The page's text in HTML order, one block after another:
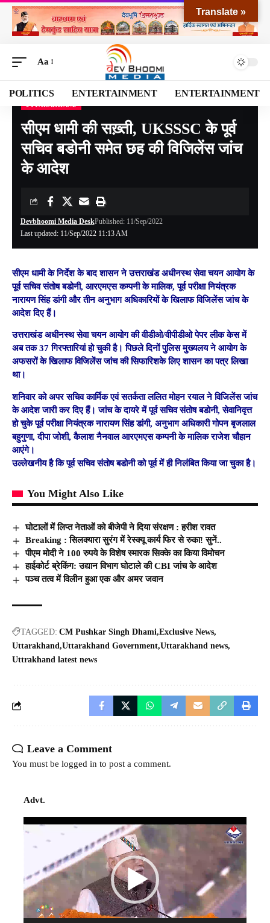
Aa
POLITICS ENTERTAINMENT ENTERTAINMENT
Devbhoomi Media> Blog>NATIONAL >UTTARAKHAND> सीएम धामी की सख़्ती, UKSSSC के पूर्व सचिव बडोनी समेत छह की विजिलेंस जांच के आदेश
सीएम धामी की सख़्ती, UKSSSC के पूर्व
सचिव बडोनी समेत छह की विजिलेंस जांच
के आदेश
Last updated: 11/Sep/2022 11:13 AM
Devbhoomi Media DeskPublished: 11/Sep/2022
सीएम धामी के निर्देश के बाद शासन ने उत्तराखंड अधीनस्थ सेवा चयन आयोग के
पूर्व सचिव संतोष बडोनी, आरएमएस कम्पनी के मालिक, पूर्व परीक्षा नियंत्रक
नारायण सिंह डांगी और तीन अनुभाग अधिकारियों के खिलाफ विजिलेंस जांच के
आदेश दिए हैं।
उत्तराखंड अधीनस्थ सेवा चयन आयोग की वीडीओ/वीपीडीओ पेपर लीक केस में
अब तक 37 गिरफ्तारियां हो चुकी है। पिछले दिनों पुलिस मुख्यलय ने आयोग के
अफसरों के खिलाफ विजिलेंस जांच की सिफारिशके लिए शासन का पत्र लिखा
था।
शनिवार को अपर सचिव कार्मिक एवं सतर्कता ललित मोहन रयाल ने विजिलेंस जांच
के आदेश जारी कर दिए हैं। जांच के दायरे में पूर्व सचिव संतोष बडोनी, सेवानिवृत्त
हो चुके पूर्व परीक्षा नियंत्रक नारायण सिंह डांगी, अनुभाग अधिकारी गोपन बृजलाल
बहुगुणा, दीपा जोशी, कैलाश नैनवाल आरएमएस कम्पनी के मालिक राजेश चौहान
आएंगे।
उल्लेखनीय है कि पूर्व सचिव संतोष बडोनी को पूर्व में ही निलंबित किया जा चुका है।
You Might Also Like
घोटालों में लिप्त नेताओं को बीजेपी ने दिया संरक्षण : हरीश रावत
Breaking : सिलक्यारा सुरंग में रेस्क्यू कार्य फिर से रुका! सुनें..
पीएम मोदी ने 100 रुपये के विशेष स्मारक सिक्के का किया विमोचन
हाईकोर्ट ब्रेकिंग: उद्यान विभाग घोटाले की CBI जांच के आदेश
पञ्च तत्व में विलीन हुआ एक और अमर जवान
TAGGED: CM Pushkar Singh Dhami Exclusive News
Uttarakhand Uttarakhand Government Uttarakhand news
Uttrakhand latest news
Leave a Comment
You must be logged in to post a comment.
Advt.
Video
Translate »